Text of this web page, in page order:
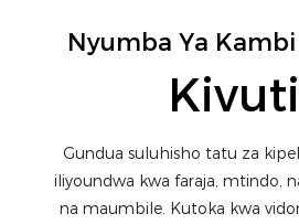
Nyumba Ya
Gundua suluhisho tatu za
iliyoundwa kwa faraja, mtindo,
na maumbile. Kutoka kwa